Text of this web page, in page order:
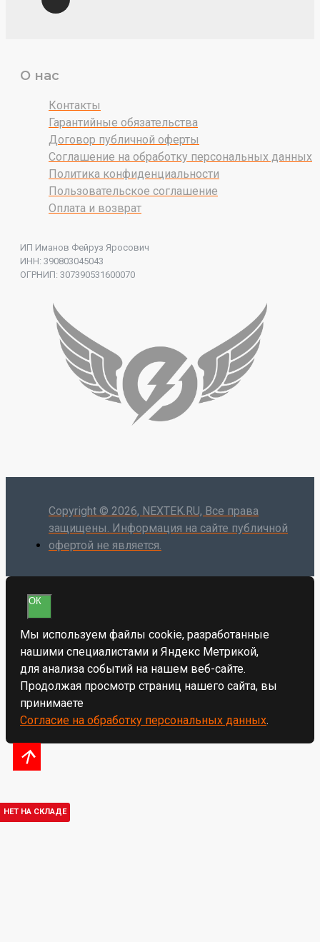
НЕТ НА СКЛАДЕ
О нас
Контакты
Гарантийные обязательства
Договор публичной оферты
Соглашение на обработку персональных данных
Политика конфиденциальности
Пользовательское соглашение
Оплата и возврат
ИП Иманов Фейруз Яросович
ИНН: 390803045043
ОГРНИП: 307390531600070
Copyright © 2026, NEXTEK.RU, Все права
защищены. Информация на сайте публичной
офертой не является.
ОК
Мы используем файлы cookie, разработанные
нашими специалистами и Яндекс Метрикой,
для анализа событий на нашем веб-сайте.
Продолжая просмотр страниц нашего сайта, вы
принимаете
Согласие на обработку персональных данных.